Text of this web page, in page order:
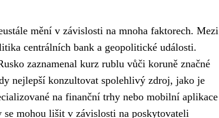
mění v závislosti na mnoha faktorech. Mezi
centrálních bank a geopolitické události.
zaznamenal kurz rublu vůči koruně značné
nejlepší konzultovat spolehlivý zdroj, jako je
na finanční trhy nebo mobilní aplikace
se mohou lišit v závislosti na poskytovateli